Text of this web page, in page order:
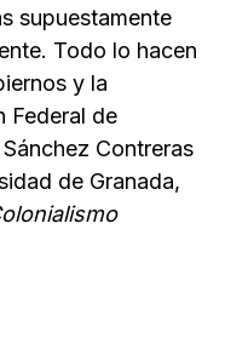
supuestamente
Todo lo hacen
y la
Federal de
Contreras
de Granada,